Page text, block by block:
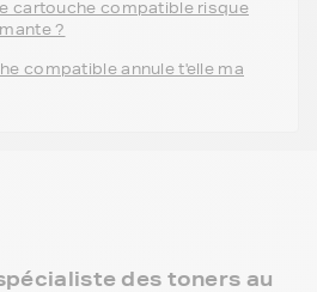
cartouche compatible risque
?
compatible annule t'elle ma
des toners au